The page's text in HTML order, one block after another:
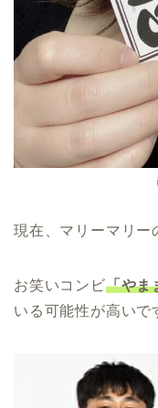
現在、マリーマリー
お笑いコンビ「やま
いる可能性が高いで